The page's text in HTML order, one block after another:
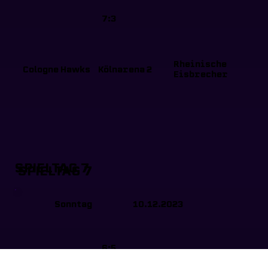
7:3
Cologne Hawks Kölnarena 2
Rheinische
Eisbrecher
SPIELTAG 7
SPIELTAG 7
6:5
Sonntag 10.12.2023